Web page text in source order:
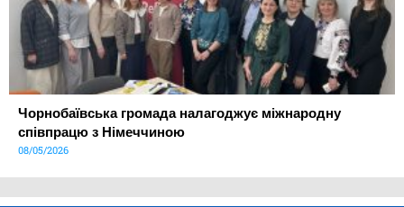
Чорнобаївська громада налагоджує міжнародну
співпрацю з Німеччиною
08/05/2026